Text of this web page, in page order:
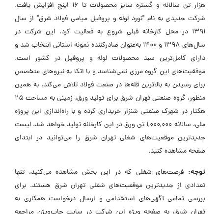
هزار تن سالانه و گستره سایز محصولات تا 16 اینچ افزایش یافت.
شرکت جدیدی به نام "نورد لوله و پروفیل میامی فولاد شرق" از سال
1391 در محل کارخانه قبلی شروع به فعالیت کرد. این شرکت در
سال‌های 1398 و 1400 به‌عنوان صادرکننده نمونه استانی انتخاب شد و
دارای کامل‌ترین سبد محصولات لوله و پروفیل در کشور است.
موفقیت‌های این گروه مرزی نمی‌شناسد و با اتکا به نیروهای متخصص
برای رسیدن به بالاترین قله‌ها در صنعت فولاد تلاش می‌کند. به همین
منظور، گروه صنعتی تهران شرق برای تولید ورق، زمینی به مساحت 25
هکتار در شهرک صنعتی شنزار خریداری کرده و با راه‌اندازی این پروژه
ملی، سالانه 1,000,000 تن ورق در این کارخانه تولید خواهد شد. لیست
جدیدترین موقعیت‌های شغلی تهران شرق را می‌توانید در ابتدای
صفحه مشاهده کنید.
توجه: فرصت‌های شغلی که در این بخش مشاهده می‌کنید، تنها
تعدادی از جدیدترین موقعیت‌های شغلی تهران شرق هستند. برای
بررسی تمامی آگهی‌های استخدامی و ارسال درخواست همکاری به